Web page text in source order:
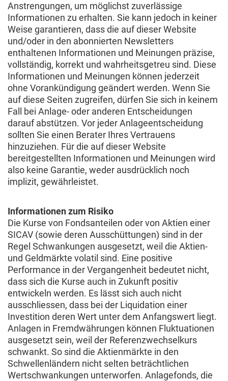
Anstrengungen, um möglichst zuverlässige
Informationen zu erhalten. Sie kann jedoch in keiner
Weise garantieren, dass die auf dieser Website
und/oder in den abonnierten Newsletters
enthaltenen Informationen und Meinungen präzise,
vollständig, korrekt und wahrheitsgetreu sind. Diese
Informationen und Meinungen können jederzeit
ohne Vorankündigung geändert werden. Wenn Sie
auf diese Seiten zugreifen, dürfen Sie sich in keinem
Fall bei Anlage- oder anderen Entscheidungen
darauf abstützen. Vor jeder Anlageentscheidung
sollten Sie einen Berater Ihres Vertrauens
hinzuziehen. Für die auf dieser Website
bereitgestellten Informationen und Meinungen wird
also keine Garantie, weder ausdrücklich noch
implizit, gewährleistet.
Informationen zum Risiko
Die Kurse von Fondsanteilen oder von Aktien einer
SICAV (sowie deren Ausschüttungen) sind in der
Regel Schwankungen ausgesetzt, weil die Aktien-
und Geldmärkte volatil sind. Eine positive
Performance in der Vergangenheit bedeutet nicht,
dass sich die Kurse auch in Zukunft positiv
entwickeln werden. Es lässt sich auch nicht
ausschliessen, dass bei der Liquidation einer
Investition deren Wert unter dem Anfangswert liegt.
Anlagen in Fremdwährungen können Fluktuationen
ausgesetzt sein, weil der Referenzwechselkurs
schwankt. So sind die Aktienmärkte in den
Schwellenländern nicht selten beträchtlichen
Wertschwankungen unterworfen. Anlagefonds, die